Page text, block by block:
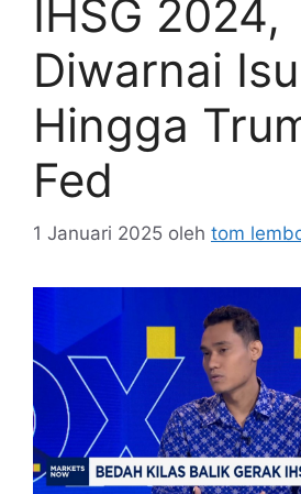
IHSG 2024,
Diwarnai
Hingga
Fed
1 Januari 2025 oleh tom